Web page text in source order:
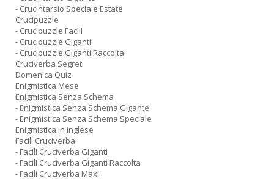
- Crucintarsio Speciale Estate
Crucipuzzle
- Crucipuzzle Facili
- Crucipuzzle Giganti
- Crucipuzzle Giganti Raccolta
Cruciverba Segreti
Domenica Quiz
Enigmistica Mese
Enigmistica Senza Schema
- Enigmistica Senza Schema Gigante
- Enigmistica Senza Schema Speciale
Enigmistica in inglese
Facili Cruciverba
- Facili Cruciverba Giganti
- Facili Cruciverba Giganti Raccolta
- Facili Cruciverba Maxi